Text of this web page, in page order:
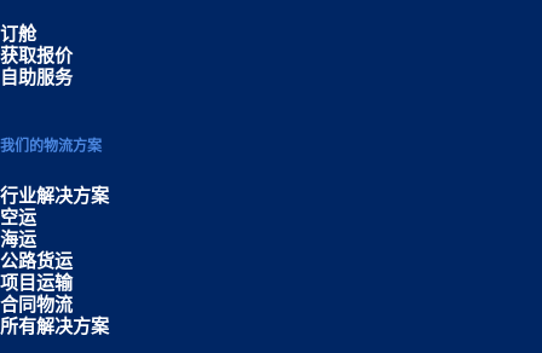
订舱
获取报价
自助服务
我们的物流方案
行业解决方案
空运
海运
公路货运
项目运输
合同物流
所有解决方案